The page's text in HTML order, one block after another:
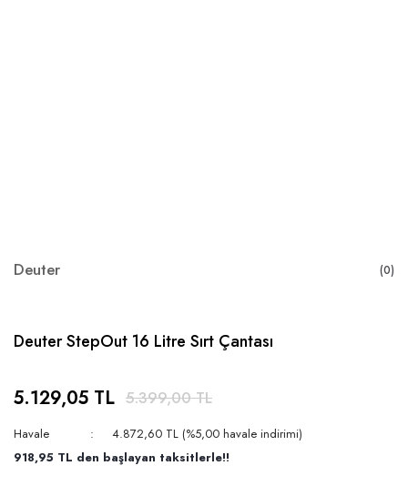
Deuter (0)
Deuter StepOut 16 Litre Sırt Çantası
5.129,05 TL 5.399,00 TL
Havale
4.872,60 TL (%5,00 havale indirimi)
918,95 TL den başlayan taksitlerle!!